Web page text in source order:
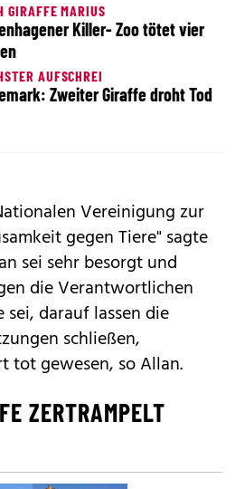
GIRAFFE MARIUS
Killer- Zoo tötet vier
AUFSCHREI
Zweiter Giraffe droht Tod
Vereinigung zur
gegen Tiere" sagte
sei sehr besorgt und
die Verantwortlichen
darauf lassen die
schließen,
tot gewesen, so Allan.
ZERTRAMPELT